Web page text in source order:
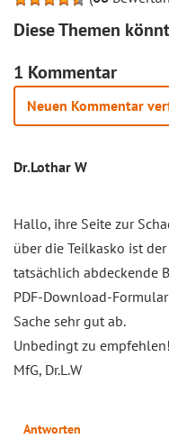
Diese Themen
1 Kommentar
Neuen Kommentar
Dr.Lothar W
Hallo, ihre Seite zur
über die Teilkasko ist
tatsächlich abdeckende
PDF-Download-
Sache sehr gut ab.
Unbedingt zu
MfG, Dr.L.W
Antworten